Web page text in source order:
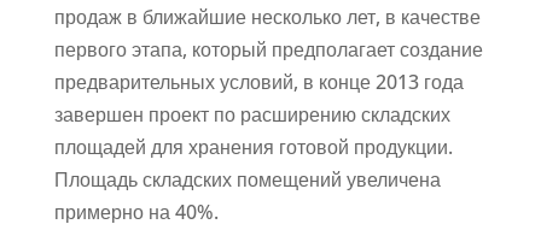
продаж в ближайшие несколько лет, в качестве
первого этапа, который предполагает создание
предварительных условий, в конце 2013 года
завершен проект по расширению складских
площадей для хранения готовой продукции.
Площадь складских помещений увеличена
примерно на 40%.